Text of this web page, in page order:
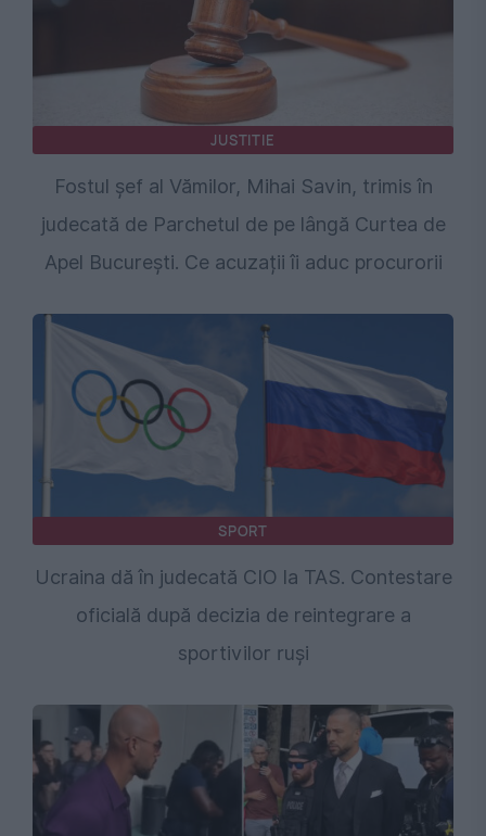
JUSTITIE
Fostul șef al Vămilor, Mihai Savin, trimis în
judecată de Parchetul de pe lângă Curtea de
Apel București. Ce acuzații îi aduc procurorii
SPORT
Ucraina dă în judecată CIO la TAS. Contestare
oficială după decizia de reintegrare a
sportivilor ruși